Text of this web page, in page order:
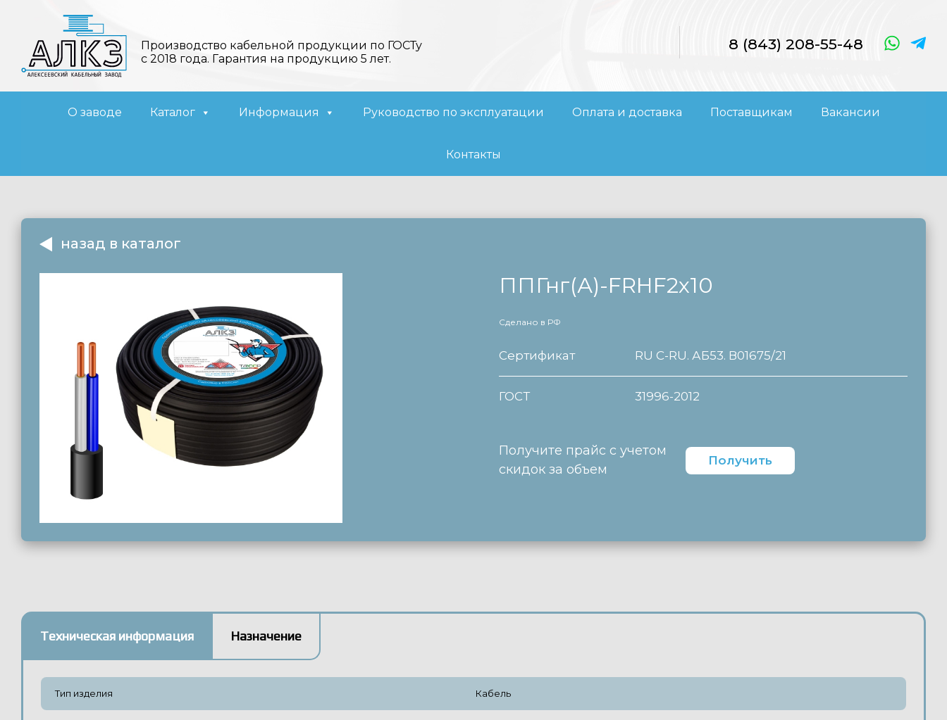
Производство кабельной продукции по ГОСТу
с 2018 года. Гарантия на продукцию 5 лет.
8 (843) 208-55-48
О заводе Каталог Информация Руководство по эксплуатации Оплата и доставка Поставщикам Вакансии
Контакты
назад в каталог
ППГнг(А)-FRHF2х10
Сделано в РФ
Сертификат RU C-RU. АБ53. В01675/21
ГОСТ 31996-2012
Получите прайс с учетом
скидок за объем
Получить
Техническая информация Назначение
Тип изделия Кабель